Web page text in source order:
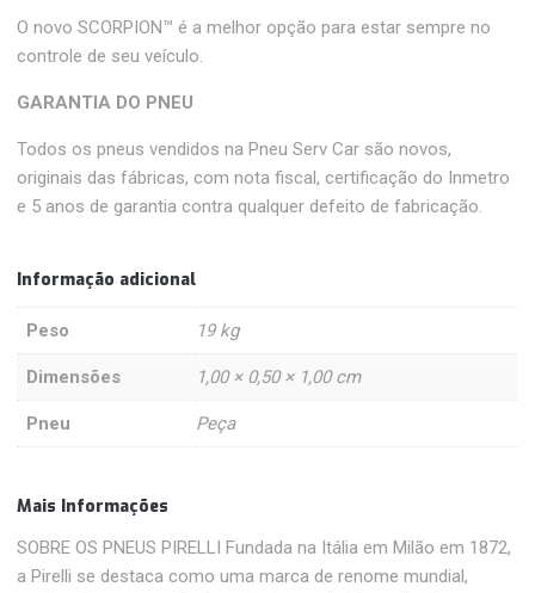
O novo SCORPION™ é a melhor opção para estar sempre no
controle de seu veículo.
GARANTIA DO PNEU
Todos os pneus vendidos na Pneu Serv Car são novos,
originais das fábricas, com nota fiscal, certificação do Inmetro
e 5 anos de garantia contra qualquer defeito de fabricação.
Informação adicional
Peso 19 kg
Dimensões 1,00 × 0,50 × 1,00 cm
Pneu Peça
Mais Informações
SOBRE OS PNEUS PIRELLI Fundada na Itália em Milão em 1872,
a Pirelli se destaca como uma marca de renome mundial,